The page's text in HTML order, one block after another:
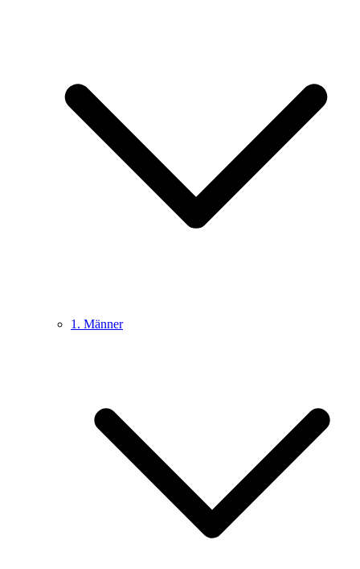
1. Männer